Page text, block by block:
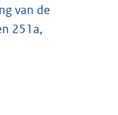
van de
251a,